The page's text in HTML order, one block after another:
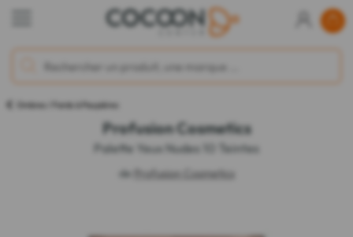
Ombres / Fards à Paupières
Profusion Cosmetics
Palette Yeux Nudes 10 Teintes
de Profusion Cosmetics